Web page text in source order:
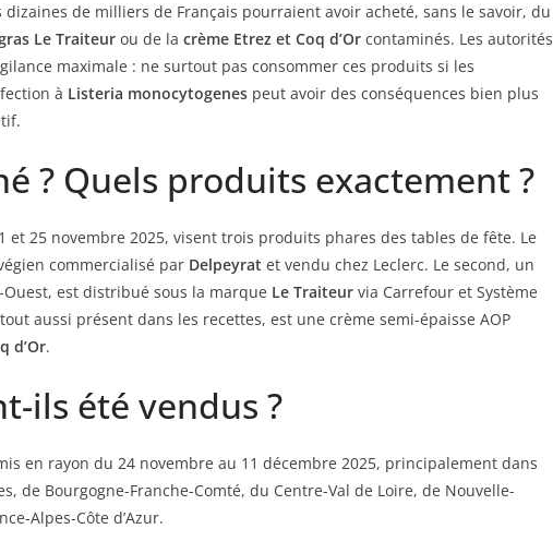
de milliers de Français pourraient avoir acheté, sans le savoir, du
Le Traiteur ou de la crème Etrez et Coq d’Or contaminés. Les autorités
maximale : ne surtout pas consommer ces produits si les
à Listeria monocytogenes peut avoir des conséquences bien plus
? Quels produits exactement ?
et 25 novembre 2025, visent trois produits phares des tables de fête. Le
commercialisé par Delpeyrat et vendu chez Leclerc. Le second, un
est distribué sous la marque Le Traiteur via Carrefour et Système
aussi présent dans les recettes, est une crème semi-épaisse AOP
d’Or.
ils été vendus ?
en rayon du 24 novembre au 11 décembre 2025, principalement dans
de Bourgogne-Franche-Comté, du Centre-Val de Loire, de Nouvelle-
Alpes-Côte d’Azur.